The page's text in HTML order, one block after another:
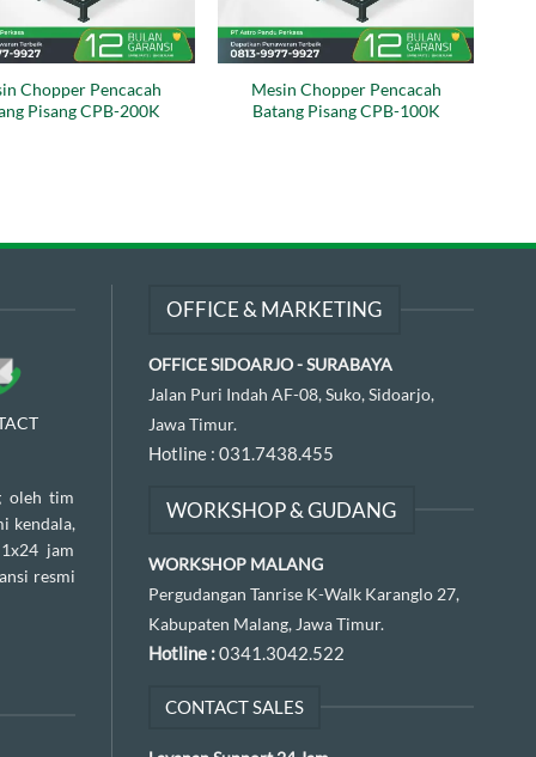
Chopper Pencacah
Pisang CPB-200K
Mesin Chopper Pencacah
Batang Pisang CPB-100K
oleh tim
kendala,
jam
resmi
OFFICE & MARKETING
OFFICE SIDOARJO - SURABAYA
Jalan Puri Indah AF-08, Suko, Sidoarjo,
Jawa Timur.
Hotline : 031.7438.455
WORKSHOP & GUDANG
WORKSHOP MALANG
Pergudangan Tanrise K-Walk Karanglo 27,
Kabupaten Malang, Jawa Timur.
Hotline :0341.3042.522
CONTACT SALES